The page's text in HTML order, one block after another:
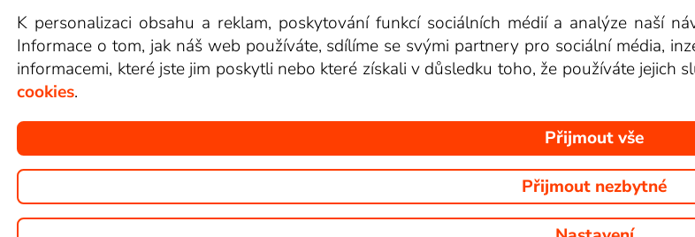
Videotéka
Copyright © goNET s.r.o. Na tomto webu jsou zobrazovány obrázky z pořadů
K personalizaci obsahu a reklam, poskytování funkcí sociálních médií a analýze naší
Informace o tom, jak náš web používáte, sdílíme se svými partnery pro sociální média,
informacemi, které jste jim poskytli nebo které získali v důsledku toho, že používáte jejich
cookies.
Přijmout vše
Přijmout nezbytné